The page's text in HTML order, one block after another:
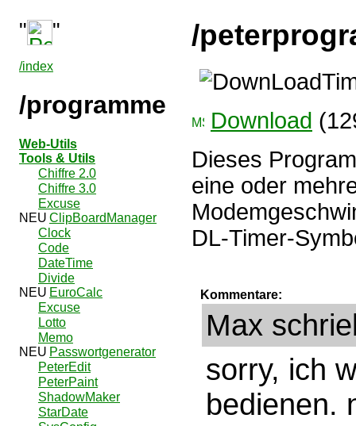
" "
/index
/programme
Web-Utils
Tools & Utils
Chiffre 2.0
Chiffre 3.0
Excuse
ClipBoardManager
Clock
Code
DateTime
Divide
EuroCalc
Excuse
Lotto
Memo
Passwortgenerator
PeterEdit
PeterPaint
ShadowMaker
StarDate
/
Download
Dieses
eine oder
DL-Timer-
Kommentare:
Max
sorry, ich
bedienen.